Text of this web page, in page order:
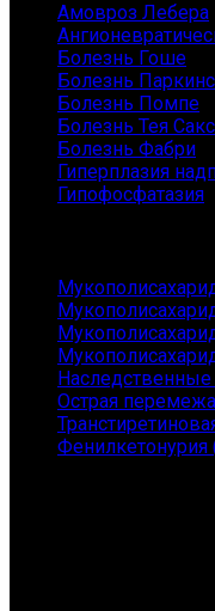
Амовроз Лебера
Болезнь Гоше
Болезнь
Болезнь Помпе
Болезнь Тея
Болезнь Фабри
Гиперплазия
Гипофосфатазия
Наследственные
Острая